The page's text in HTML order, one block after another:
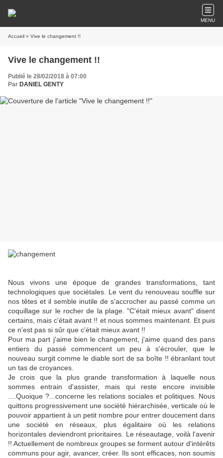
MENU
Accueil » Vive le changement !!
Vive le changement !!
Publié le 28/02/2018 à 07:00
Par DANIEL GENTY
Nous vivons une époque de grandes transformations, tant
technologiques que sociétales. Le vent du renouveau souffle sur
nos têtes et il semble inutile de s'accrocher au passé comme un
coquillage sur le rocher de la plage. "C'était mieux avant" disent
certains, mais c'était avant !! et nous sommes maintenant. Et puis
ce n'est pas si sûr que c'était mieux avant !!
Pour ma part j'aime bien le changement, j'aime quand des pans
entiers du passé commencent un peu à s'écrouler, que le
nouveau surgit comme le diable sort de sa boîte !! ébranlant tout
un tas de croyances.
Je crois que la plus grande transformation à laquelle nous
sommes entrain d'assister, mais qui reste encore invisible
....Quoique ?...concerne les relations sociales et politiques. Nous
quittons progressivement une société hiérarchisée, verticale où le
pouvoir appartient à un petit nombre pour entrer doucement dans
une société en réseaux, plus égalitaire où les relations
horizontales deviendront prioritaires. Le réseautage, voilà l'avenir
!! Actuellement de nombreux groupes se forment autour d'intérêts
communs pour agir, avancer, créer. Ils sont efficaces, non soumis